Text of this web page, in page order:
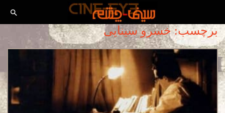
برچسب: خسرو سینایی